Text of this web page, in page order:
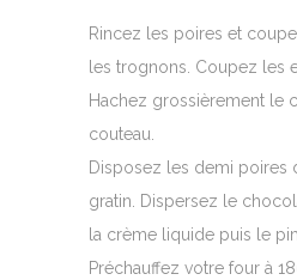
Rincez les poires et
les trognons. Coupez les
Hachez grossièrement le
couteau.
Disposez les demi poires
gratin. Dispersez le
la crème liquide puis le
Préchauffez votre four à